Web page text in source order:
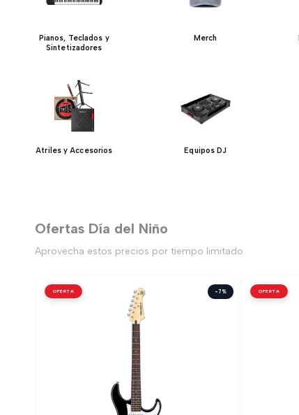
Pianos, Teclados y
Sintetizadores
Merch
Atriles y Accesorios Equipos DJ
Ofertas Día del Niño
Aprovecha estos precios por tiempo limitado
OFERTA -7% OFERTA